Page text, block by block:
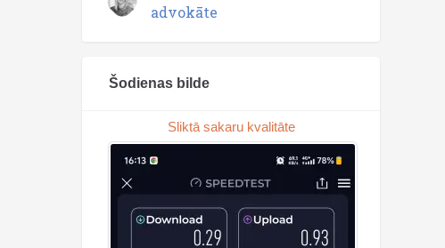
advokāte
Šodienas bilde
Sliktā sakaru kvalitāte